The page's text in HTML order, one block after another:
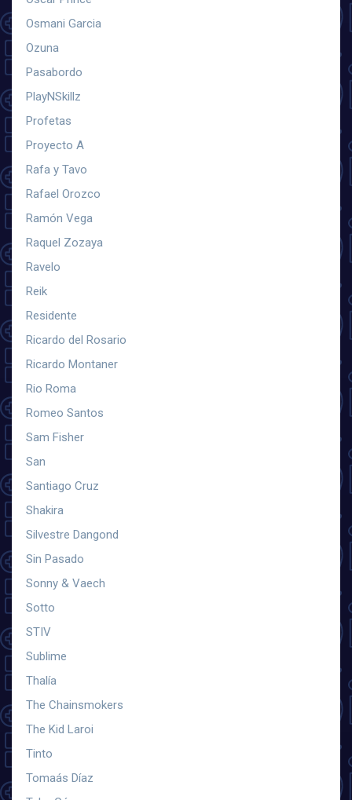
Osmani Garcia
Ozuna
Pasabordo
PlayNSkillz
Profetas
Proyecto A
Rafa y Tavo
Rafael Orozco
Ramón Vega
Raquel Zozaya
Ravelo
Reik
Residente
Ricardo del Rosario
Ricardo Montaner
Rio Roma
Romeo Santos
Sam Fisher
San
Santiago Cruz
Shakira
Silvestre Dangond
Sin Pasado
Sonny & Vaech
Sotto
STIV
Sublime
Thalía
The Chainsmokers
The Kid Laroi
Tinto
Tomaás Díaz